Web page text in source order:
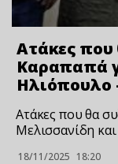
Aτάκες
Καραπαπά
Ηλιόπουλο
Aτάκες που θα
Μελισσανίδη
18/11/2025 18:20